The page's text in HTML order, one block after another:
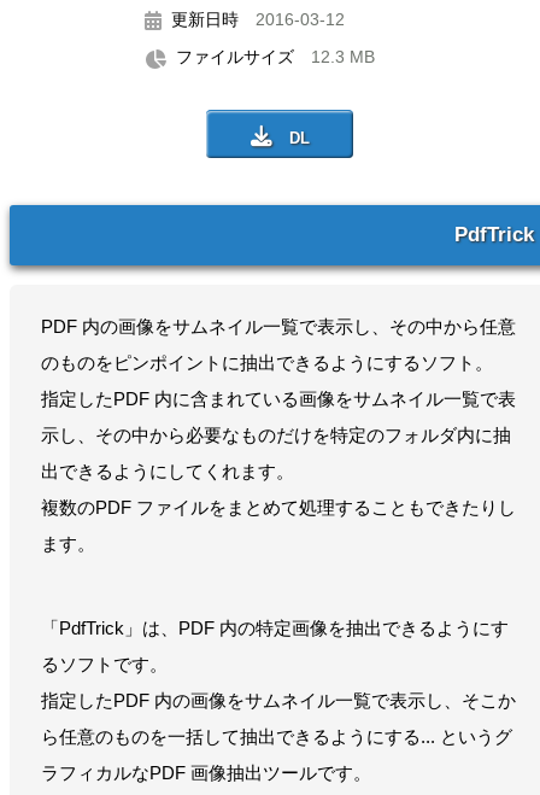
更新日時 2016-03-12
ファイルサイズ 12.3 MB
PdfTrick
PDF 内の画像をサムネイル一覧で表示し、その中から任意
のものをピンポイントに抽出できるようにするソフト。
指定したPDF 内に含まれている画像をサムネイル一覧で表
示し、その中から必要なものだけを特定のフォルダ内に抽
出できるようにしてくれます。
複数のPDF ファイルをまとめて処理することもできたりし
ます。
「PdfTrick」は、PDF 内の特定画像を抽出できるようにす
るソフトです。
指定したPDF 内の画像をサムネイル一覧で表示し、そこか
ら任意のものを一括して抽出できるようにする... というグ
ラフィカルなPDF 画像抽出ツールです。